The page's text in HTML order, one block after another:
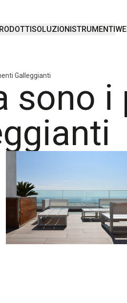
SOLUZIONISTRUMENTI
Galleggianti
sono i